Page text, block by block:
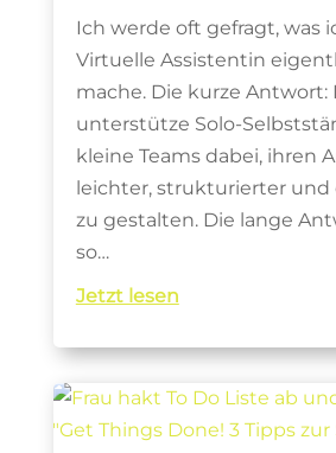
Ich werde oft gefragt, was
Virtuelle Assistentin
mache. Die kurze Antwort:
unterstütze Solo-
kleine Teams dabei, ihren
leichter, strukturierter
zu gestalten. Die lange
so…
Jetzt lesen